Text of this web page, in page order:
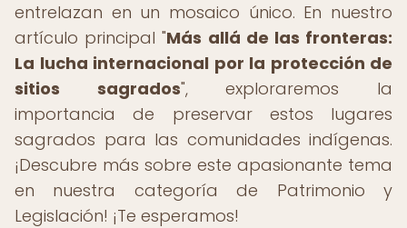
entrelazan en un mosaico único. En nuestro
artículo principal "Más allá de las fronteras:
La lucha internacional por la protección de
sitios sagrados", exploraremos la
importancia de preservar estos lugares
sagrados para las comunidades indígenas.
¡Descubre más sobre este apasionante tema
en nuestra categoría de Patrimonio y
Legislación! ¡Te esperamos!